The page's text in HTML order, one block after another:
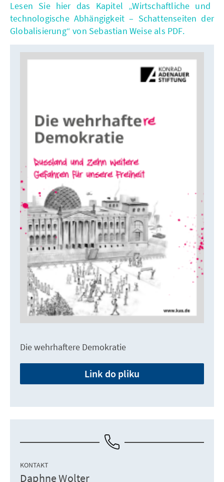
Lesen Sie hier das Kapitel „Wirtschaftliche und
technologische Abhängigkeit – Schattenseiten der
Globalisierung“ von Sebastian Weise als PDF.
Die wehrhaftere Demokratie
Link do pliku
KONTAKT
Daphne Wolter